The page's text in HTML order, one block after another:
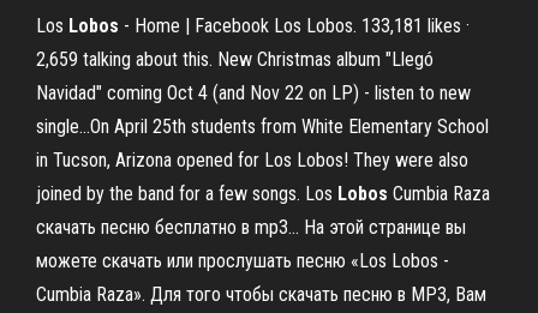
Los Lobos - Home | Facebook Los Lobos. 133,181 likes ·
2,659 talking about this. New Christmas album "Llegó
Navidad" coming Oct 4 (and Nov 22 on LP) - listen to new
single...On April 25th students from White Elementary School
in Tucson, Arizona opened for Los Lobos! They were also
joined by the band for a few songs. Los Lobos Cumbia Raza
скачать песню бесплатно в mp3… На этой странице вы
можете скачать или прослушать песню «Los Lobos -
Cumbia Raza». Для того чтобы скачать песню в MP3, Вам